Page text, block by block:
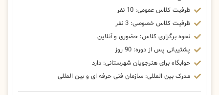
ظرفیت کلاس عمومی: 10 نفر
ظرفیت کلاس خصوصی: 3 نفر
نحوه برگزاری کلاس: حضوری و آنلاین
پشتیبانی پس از دوره: 90 روز
خوابگاه برای هنرجویان شهرستانی: دارد
مدرک بین المللی: سازمان فنی حرفه ای و بین المللی